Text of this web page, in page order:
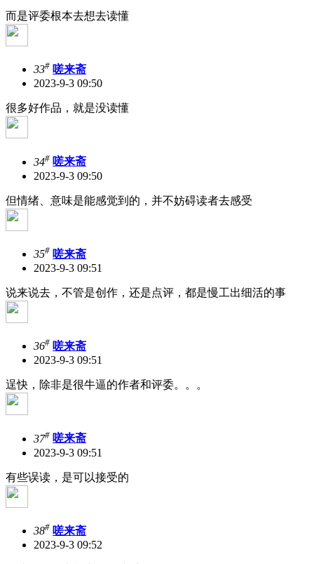
而是评委根本去想去读懂
33# 嗟来斋
2023-9-3 09:50
很多好作品，就是没读懂
34# 嗟来斋
2023-9-3 09:50
但情绪、意味是能感觉到的，并不妨碍读者去感受
35# 嗟来斋
2023-9-3 09:51
说来说去，不管是创作，还是点评，都是慢工出细活的事
36# 嗟来斋
2023-9-3 09:51
逞快，除非是很牛逼的作者和评委。。。
37# 嗟来斋
2023-9-3 09:51
有些误读，是可以接受的
38# 嗟来斋
2023-9-3 09:52